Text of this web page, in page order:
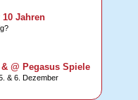
10 Jahren
@ Pegasus Spiele
& 6. Dezember